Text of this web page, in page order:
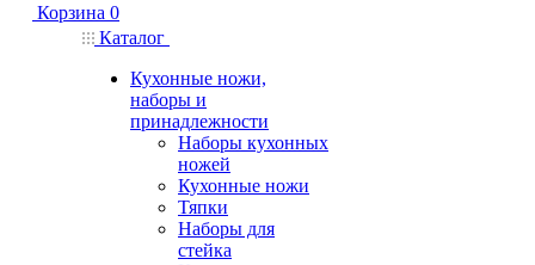
Корзина 0
Каталог
Кухонные ножи,
наборы и
принадлежности
Наборы кухонных
ножей
Кухонные ножи
Тяпки
Наборы для
стейка